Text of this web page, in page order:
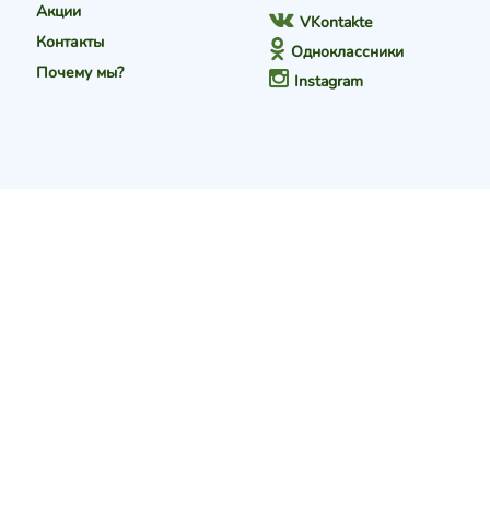
Акции
Контакты
Почему мы?
VKontakte
Одноклассники
Instagram